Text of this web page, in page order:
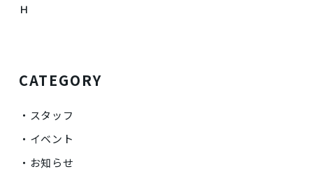
Ｈ
CATEGORY
スタッフ
イベント
お知らせ